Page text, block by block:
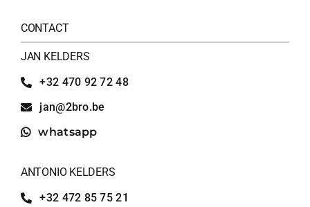
CONTACT
JAN KELDERS
+32 470 92 72 48
jan@2bro.be
whatsapp
ANTONIO KELDERS
+32 472 85 75 21